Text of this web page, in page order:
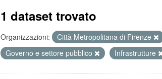
1 dataset trovato
Organizzazioni: Città Metropolitana di Firenze
Governo e settore pubblico
Infrastrutture